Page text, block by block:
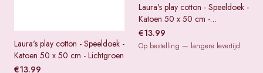
Laura's play cotton - Speeldoek -
Katoen 50 x 50 cm - Lichtgroen
€13.99
Laura's play cotton - Speeldoek -
Katoen 50 x 50 cm -
Donkerblauw
€13.99
Op bestelling — langere levertijd